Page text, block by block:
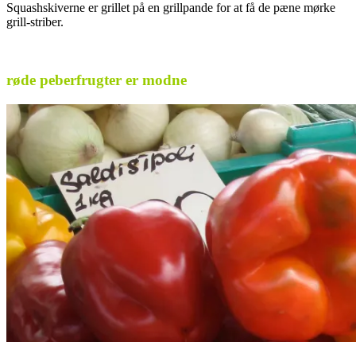
Squashskiverne er grillet på en grillpande for at få de pæne mørke
grill-striber.
røde peberfrugter er modne